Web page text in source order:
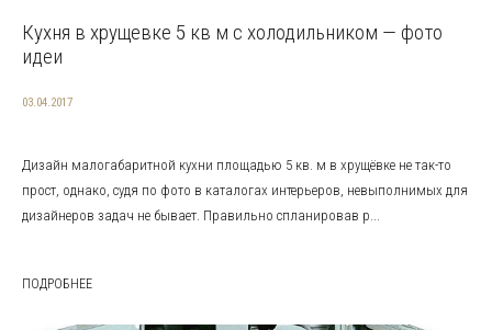
Кухня в хрущевке 5 кв м с холодильником — фото
идеи
03.04.2017
Дизайн малогабаритной кухни площадью 5 кв. м в хрущёвке не так-то
прост, однако, судя по фото в каталогах интерьеров, невыполнимых для
дизайнеров задач не бывает. Правильно спланировав р...
ПОДРОБНЕЕ